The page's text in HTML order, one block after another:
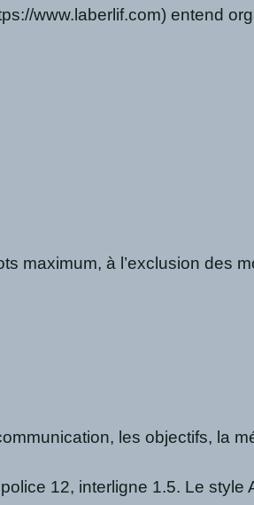
www.laberlif.com) entend
à l’exclusion des
les objectifs, la
12, interligne 1.5. Le style